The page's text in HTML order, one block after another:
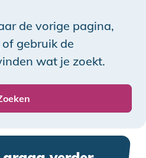
de vorige pagina,
of gebruik de
wat je zoekt.